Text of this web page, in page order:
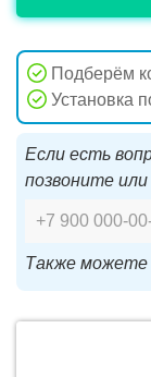
Подберём
Установка
Если есть
позвоните
Также можете